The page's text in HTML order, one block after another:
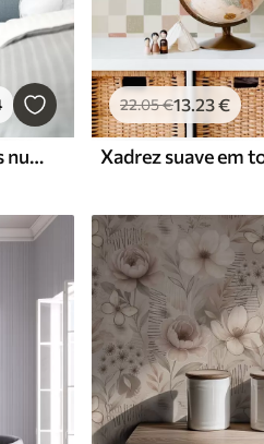
Meios círculos e círculos suaves numa paleta de tons cinza-azulados frescos
22.05€13.23€